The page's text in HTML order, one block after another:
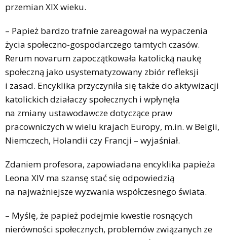
przemian XIX wieku.
– Papież bardzo trafnie zareagował na wypaczenia
życia społeczno-gospodarczego tamtych czasów.
Rerum novarum zapoczątkowała katolicką naukę
społeczną jako usystematyzowany zbiór refleksji
i zasad. Encyklika przyczyniła się także do aktywizacji
katolickich działaczy społecznych i wpłynęła
na zmiany ustawodawcze dotyczące praw
pracowniczych w wielu krajach Europy, m.in. w Belgii,
Niemczech, Holandii czy Francji – wyjaśniał.
Zdaniem profesora, zapowiadana encyklika papieża
Leona XIV ma szansę stać się odpowiedzią
na najważniejsze wyzwania współczesnego świata.
– Myślę, że papież podejmie kwestie rosnących
nierówności społecznych, problemów związanych ze